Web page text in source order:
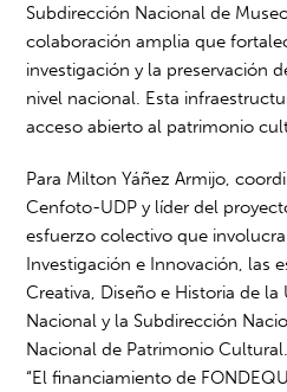
Subdirección Nacional de
colaboración amplia que
investigación y la preservación
nivel nacional. Esta
acceso abierto al patrimonio
Para Milton Yáñez Armijo,
Cenfoto-UDP y líder del
esfuerzo colectivo que
Investigación e Innovación, las
Creativa, Diseño e Historia de
Nacional y la Subdirección
Nacional de Patrimonio
“El financiamiento de